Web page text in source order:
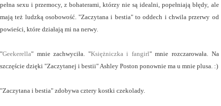
pełna sexu i przemocy, z bohaterami, którzy nie są idealni, popełniają błędy, ale
mają też ludzką osobowość. "Zaczytana i bestia" to oddech i chwila przerwy od
powieści, które działają mi na nerwy.
"Geekerella" mnie zachwyciła. "Księżniczka i fangirl" mnie rozczarowała. Na
szczęście dzięki "Zaczytanej i bestii" Ashley Poston ponownie ma u mnie plusa. :)
"Zaczytana i bestia" zdobywa cztery kostki czekolady.